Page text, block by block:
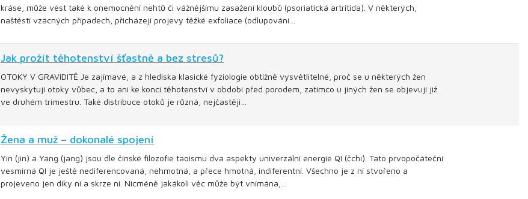
kráse, může vést také k onemocnění nehtů či vážnějšímu zasažení kloubů (psoriatická artritida). V některých,
naštěstí vzácných případech, přicházejí projevy těžké exfoliace (odlupování…
Jak prožít těhotenství šťastně a bez stresů?
OTOKY V GRAVIDITĚ Je zajímavé, a z hlediska klasické fyziologie obtížně vysvětlitelné, proč se u některých žen
nevyskytují otoky vůbec, a to ani ke konci těhotenství v období před porodem, zatímco u jiných žen se objevují již
ve druhém trimestru. Také distribuce otoků je různá, nejčastěji…
Žena a muž – dokonalé spojení
Yin (jin) a Yang (jang) jsou dle čínské filozofie taoismu dva aspekty univerzální energie QI (čchi). Tato prvopočáteční
vesmírná QI je ještě nediferencovaná, nehmotná, a přece hmotná, indiferentní. Všechno je z ní stvořeno a
projeveno jen díky ní a skrze ni. Nicméně jakákoli věc může být vnímána,…